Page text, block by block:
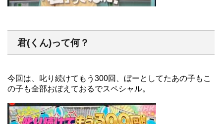
君(くん)って何？
今回は、叱り続けてもう300回、ぼーとしてたあの子もこ
の子も全部おぼえておるでスペシャル。